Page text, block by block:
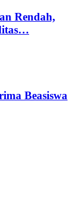
Rendah,
Beasiswa